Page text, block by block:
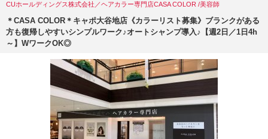
CUホールディングス株式会社／ヘアカラー専門店CASA COLOR /美容師
＊CASA COLOR＊キャポ大谷地店《カラーリスト募集》ブランクがある
方も復帰しやすいシンプルワーク♪オートシャンプ導入♪【週2日／1日4h
～】WワークOK◎